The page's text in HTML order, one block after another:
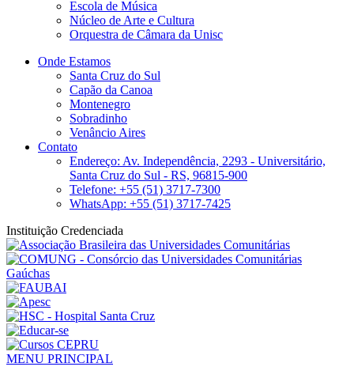
Escola de Música
Núcleo de Arte e Cultura
Orquestra de Câmara da Unisc
Onde Estamos
Santa Cruz do Sul
Capão da Canoa
Montenegro
Sobradinho
Venâncio Aires
Contato
Endereço: Av. Independência, 2293 - Universitário,
Santa Cruz do Sul - RS, 96815-900
Telefone: +55 (51) 3717-7300
WhatsApp: +55 (51) 3717-7425
Instituição Credenciada
MENU PRINCIPAL